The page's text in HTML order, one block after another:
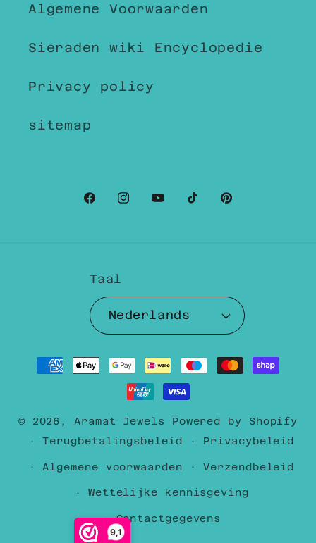
9,1
Algemene Voorwaarden
Sieraden wiki Encyclopedie
Privacy policy
sitemap
Facebook
Instagram
YouTubeTikTokPinterest
Taal
Nederlands
Betaalmethoden
© 2026, Aramat Jewels Powered by Shopify
Terugbetalingsbeleid
Privacybeleid
Algemene voorwaarden Verzendbeleid
Wettelijke kennisgeving
Contactgegevens